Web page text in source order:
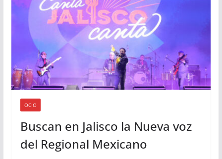
OCIO
Buscan en Jalisco la Nueva voz
del Regional Mexicano